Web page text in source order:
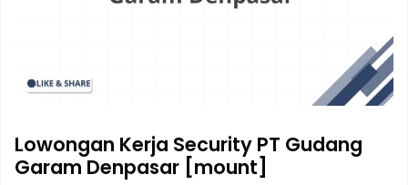
Lowongan Kerja Security PT Gudang
Garam Denpasar [mount]